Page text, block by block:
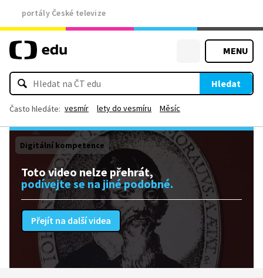
portály České televize
MENU
Hledat
Často hledáte: vesmír lety do vesmíru Měsíc
Digitální kompetence
Toto video nelze přehrát,
podívejte se na jiné podobné.
Přejít na další videa